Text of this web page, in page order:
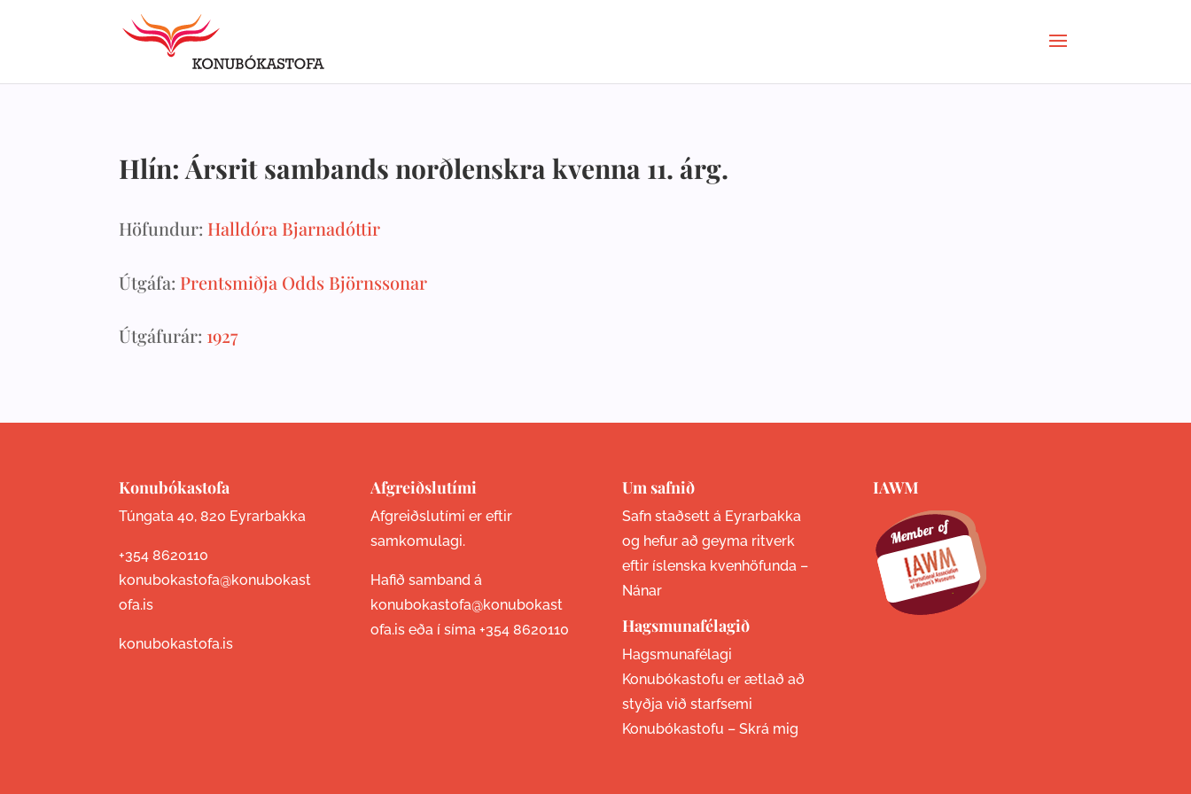
Hlín: Ársrit sambands norðlenskra kvenna 11. árg.
Höfundur: Halldóra Bjarnadóttir
Útgáfa: Prentsmiðja Odds Björnssonar
Útgáfurár: 1927
Konubókastofa
Túngata 40, 820 Eyrarbakka
+354 8620110
konubokastofa@konubokast
ofa.is
konubokastofa.is
Afgreiðslutími
Afgreiðslutími er eftir
samkomulagi.
Hafið samband á
konubokastofa@konubokast
ofa.is eða í síma +354 8620110
Um safnið
Safn staðsett á Eyrarbakka
og hefur að geyma ritverk
eftir íslenska kvenhöfunda –
Nánar
Hagsmunafélagið
Hagsmunafélagi
Konubókastofu er ætlað að
styðja við starfsemi
Konubókastofu – Skrá mig
IAWM